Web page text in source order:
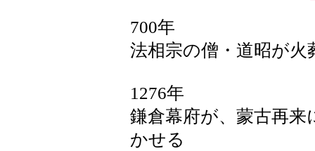
700年
法相宗の僧・道昭が
1276年
鎌倉幕府が、蒙古再
かせる